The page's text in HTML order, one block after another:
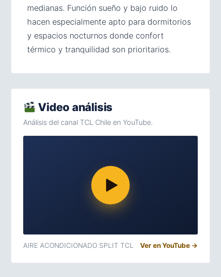
medianas. Función sueño y bajo ruido lo
hacen especialmente apto para dormitorios
y espacios nocturnos donde confort
térmico y tranquilidad son prioritarios.
Video análisis
Análisis del canal TCL Chile en YouTube.
AIRE ACONDICIONADO SPLIT TCL Ver en YouTube →